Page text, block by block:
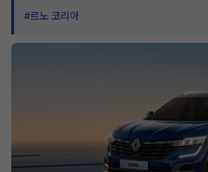
#르노 코리아